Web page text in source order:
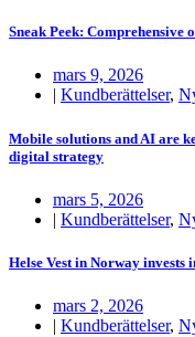
Sneak Peek: Comprehensive
mars 9, 2026
Kundberättelser,
Mobile solutions and AI are
digital strategy
mars 5, 2026
| Kundberättelser,
Helse Vest in Norway invests
mars 2, 2026
| Kundberättelser,